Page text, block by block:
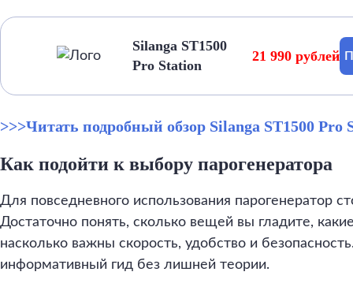
Silanga ST1500
Pro Station
21 990 рублей
>>>Читать подробный обзор Silanga ST1500 Pro
Как подойти к выбору парогенератора
Для повседневного использования парогенератор
Достаточно понять, сколько вещей вы гладите,
насколько важны скорость, удобство и
информативный гид без лишней теории.